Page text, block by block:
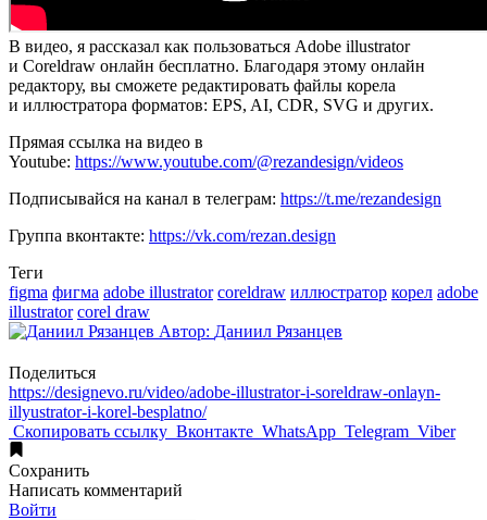
В видео, я рассказал как пользоваться Adobe illustrator
и Сoreldraw онлайн бесплатно. Благодаря этому онлайн
редактору, вы сможете редактировать файлы корела
и иллюстратора форматов: EPS, AI, CDR, SVG и других.
Прямая ссылка на видео в
Youtube: https://www.youtube.com/@rezandesign/videos
Подписывайся на канал в телеграм: https://t.me/rezandesign
Группа вконтакте: https://vk.com/rezan.design
Теги
figma фигма adobe illustrator coreldraw иллюстратор корел adobe
illustrator corel draw
Автор: Даниил Рязанцев
Поделиться
https://designevo.ru/video/adobe-illustrator-i-soreldraw-onlayn-
illyustrator-i-korel-besplatno/
Скопировать ссылку Вконтакте WhatsApp Telegram Viber
Сохранить
Написать комментарий
Войти